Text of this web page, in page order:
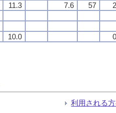
11.3 7.6 57
10.0
利用される